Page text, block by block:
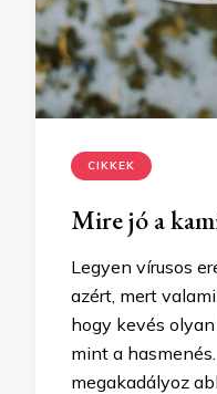
CIKKEK
Mire jó a
Legyen vírusos
azért, mert
hogy kevés
mint a
megakadályoz